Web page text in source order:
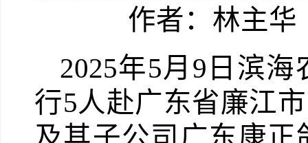
作者：林主华
2025年5月 9 日滨
行5人赴广东省廉江